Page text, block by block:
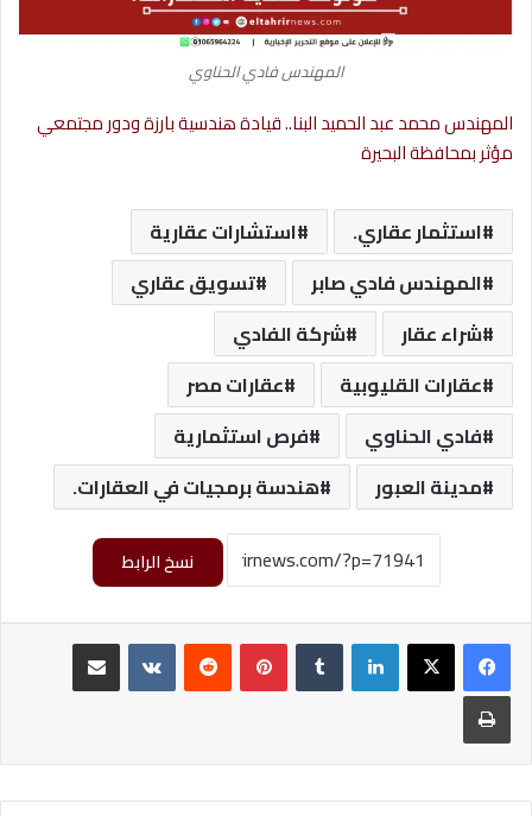
المهندس فادي الحناوي
المهندس محمد عبد الحميد البنا.. قيادة هندسية بارزة ودور مجتمعي
مؤثر بمحافظة البحيرة
استثمار عقاري.
استشارات عقارية
المهندس فادي صابر
تسويق عقاري
شراء عقار
شركة الفادي
عقارات القليوبية
عقارات مصر
فادي الحناوي
فرص استثمارية
مدينة العبور
هندسة برمجيات في العقارات.
نسخ الرابط
لينكدإن بينتيريست
طباعة